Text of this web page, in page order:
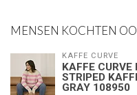
MENSEN KOCHTEN
KAFFE CURVE
KAFFE
STRIPED
GRAY 108950